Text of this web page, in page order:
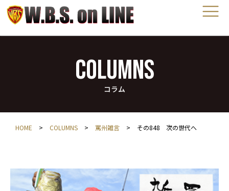
COLUMNS
コラム
HOME > COLUMNS > 罵州雑言 > その848 次の世代へ